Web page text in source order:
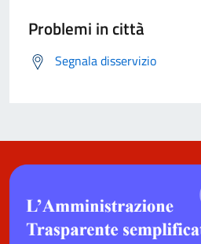
Problemi in città
Segnala disservizio